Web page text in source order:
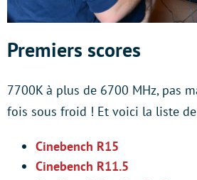
Premiers scores
7700K à plus de 6700 MHz, pas
fois sous froid ! Et voici la liste de
Cinebench R15
Cinebench R11.5